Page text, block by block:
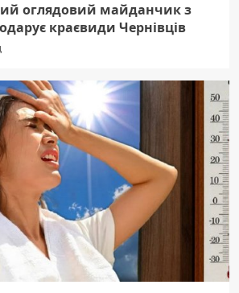
оглядовий майданчик з
краєвиди Чернівців